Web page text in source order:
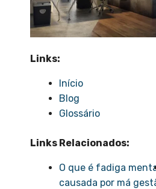
Links:
Início
Blog
Glossário
Links Relacionados:
O que é fadiga
causada por má